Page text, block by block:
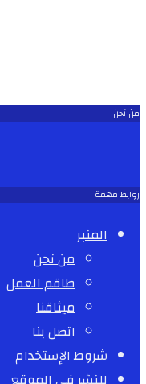
من نحن
روابط مهمة
المنبر
من نحن
طاقم العمل
ميثاقنا
اتصل بنا
شروط الإستخدام